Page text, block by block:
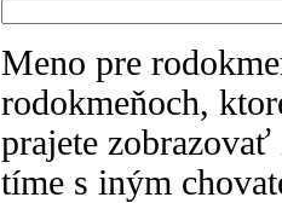
Meno pre
rodokmeňoch,
prajete zobrazovať
tíme s iným